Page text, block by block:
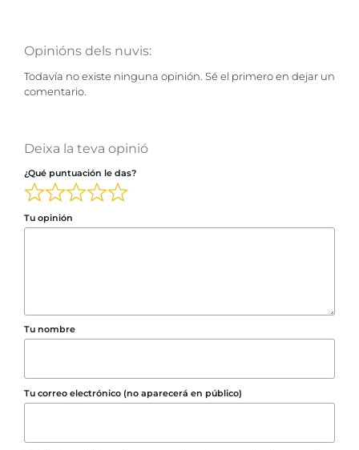
Opinións dels nuvis:
Todavía no existe ninguna opinión. Sé el primero en dejar un
comentario.
Deixa la teva opinió
¿Qué puntuación le das?
Tu opinión
Tu nombre
Tu correo electrónico (no aparecerá en público)